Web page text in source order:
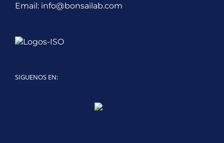
Email: info@bonsailab.com
SIGUENOS EN:
LinkedInYouTube